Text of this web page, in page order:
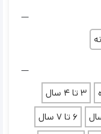
3 تا 4 سال
6 تا 7 سال